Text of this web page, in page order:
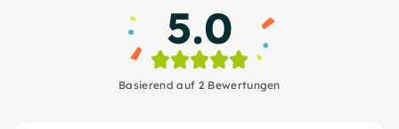
5.0
Basierend auf 2 Bewertungen